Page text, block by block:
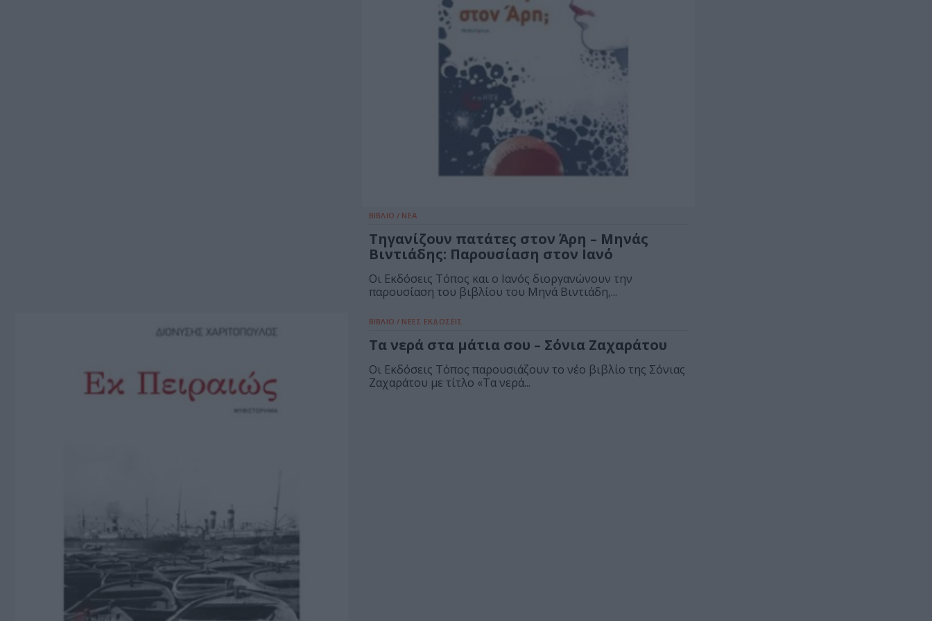
ΒΙΒΛΙΟ / ΝΕΑ
Τηγανίζουν πατάτες στον Άρη – Μηνάς
Βιντιάδης: Παρουσίαση στον Ιανό
Οι Εκδόσεις Τόπος και ο Ιανός διοργανώνουν την
παρουσίαση του βιβλίου του Μηνά Βιντιάδη,...
ΒΙΒΛΙΟ / ΝΕΕΣ ΕΚΔΟΣΕΙΣ
Τα νερά στα μάτια σου – Σόνια Ζαχαράτου
Οι Εκδόσεις Τόπος παρουσιάζουν το νέο βιβλίο της Σόνιας
Ζαχαράτου με τίτλο «Τα νερά...